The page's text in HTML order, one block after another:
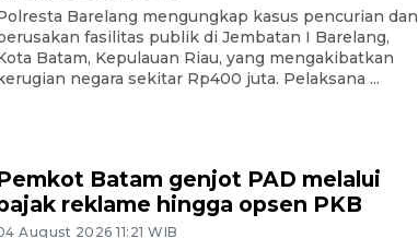
Barelang mengungkap kasus pencurian dan
fasilitas publik di Jembatan I Barelang,
Batam, Kepulauan Riau, yang mengakibatkan
negara sekitar Rp400 juta. Pelaksana ...
Batam genjot PAD melalui
reklame hingga opsen PKB
August 2026 11:21 WIB